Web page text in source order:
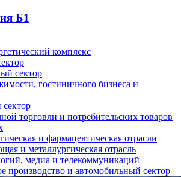
Б1
комплекс
сектор
гостиничного бизнеса и
торговли и потребительских товаров
и фармацевтическая отрасли
и металлургическая отрасль
медиа и телекоммуникаций
и автомобильный сектор